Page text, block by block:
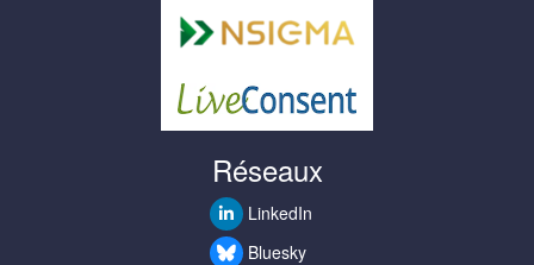
Réseaux
LinkedIn
Bluesky